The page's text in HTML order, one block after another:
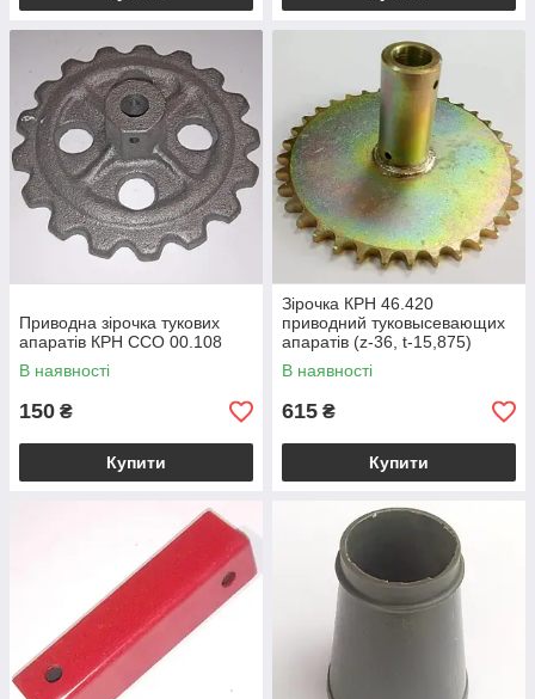
Приводна зірочка тукових
апаратів КРН ССО 00.108
В наявності
150 ₴
Купити
Зірочка КРН 46.420
приводний туковысевающих
апаратів (z-36, t-15,875)
В наявності
615 ₴
Купити